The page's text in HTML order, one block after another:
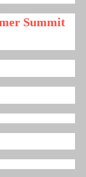
Summit